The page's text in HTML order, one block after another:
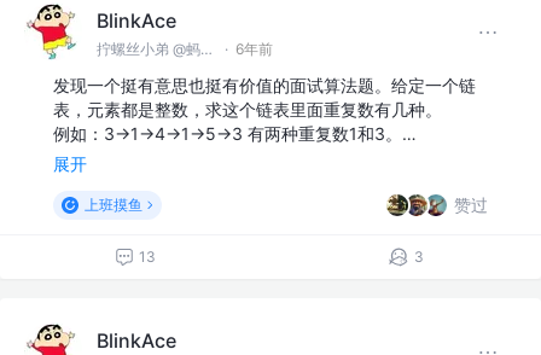
BlinkAce
拧螺丝小弟 @蚂蚁集团 · 6年前
发现一个挺有意思也挺有价值的面试算法题。给定一个链
表，元素都是整数，求这个链表里面重复数有几种。
例如：3->1->4->1->5->3 有两种重复数1和3。…
展开
上班摸鱼 赞过
13 3
BlinkAce